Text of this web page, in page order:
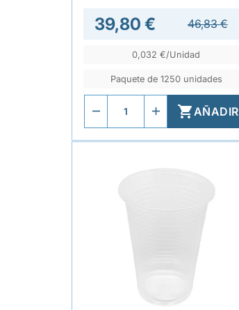
39,80 € 46,83 €
0,032 €/Unidad
Paquete de 1250 unidades
AÑADIR